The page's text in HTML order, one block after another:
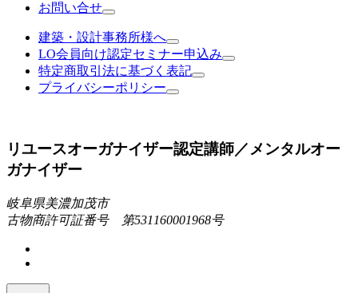
お問い合せ
建築・設計事務所様へ
LO会員向け認定セミナー申込み
特定商取引法に基づく表記
プライバシーポリシー
リユースオーガナイザー認定講師／メンタルオー
ガナイザー
岐阜県美濃加茂市
古物商許可証番号 第531160001968号